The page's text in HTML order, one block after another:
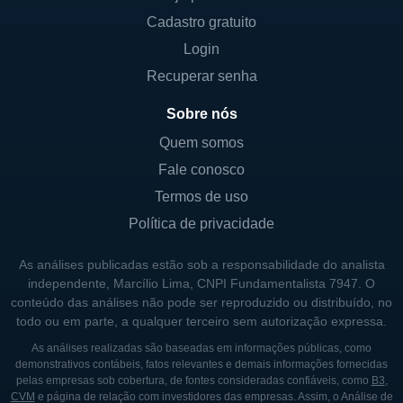
também participa ativamente da venda e da
gestão de propriedades, o que garante um
relacionamento contínuo com seus clientes e
potenciais investidores.
A principal linha de negócios da China HGS
Real Estate é o desenvolvimento de
também participa de algumas áreas
comerciais. Os empreendimentos incluem
condomínios, edifícios de apartamentos e
vilas, refletindo a ampla gama de opções
disponíveis aos compradores. Esses projetos
são fundamentais para a missão da empresa
Cadastro gratuito
Login
Recuperar senha
Sobre nós
Quem somos
Fale conosco
Termos de uso
Política de privacidade
As análises publicadas estão sob a responsabilidade do analista
independente, Marcílio Lima, CNPI Fundamentalista 7947. O
conteúdo das análises não pode ser reproduzido ou distribuído, no
todo ou em parte, a qualquer terceiro sem autorização expressa.
As análises realizadas são baseadas em informações públicas, como
demonstrativos contábeis, fatos relevantes e demais informações fornecidas
pelas empresas sob cobertura, de fontes consideradas confiáveis, como B3,
CVM e página de relação com investidores das empresas. Assim, o Análise de